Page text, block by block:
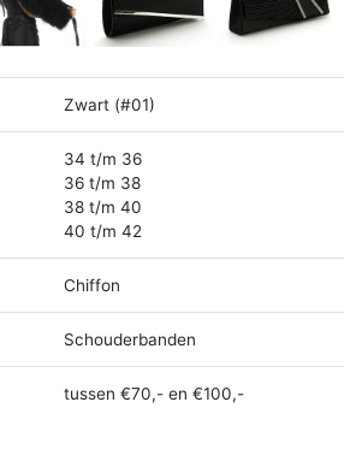
Zwart (#01)
34 t/m 36
36 t/m 38
38 t/m 40
40 t/m 42
Chiffon
Schouderbanden
tussen €70,- en €100,-